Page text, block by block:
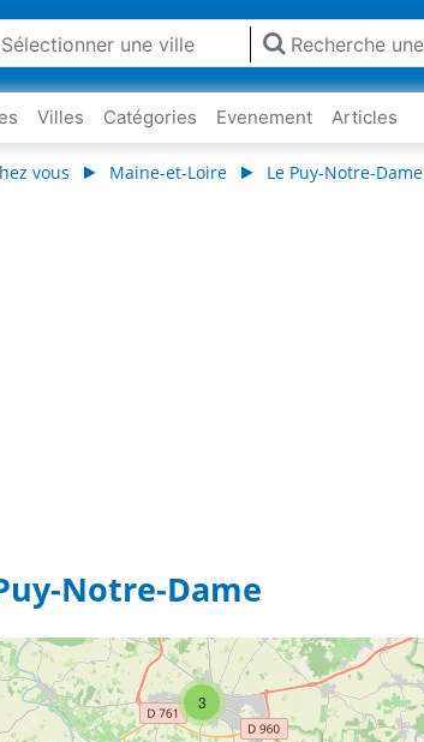
Villes Catégories Evenement Articles
vous Maine-et-Loire Le Puy-Notre-Dame
Notre-Dame
3